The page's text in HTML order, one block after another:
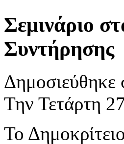
Σεμινάριο
Συντήρησης
Δημοσιεύθηκε
Την Τετάρτη
Το